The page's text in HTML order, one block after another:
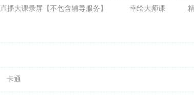
直播大课录屏【不包含辅导服务】 幸绘大师课
卡通